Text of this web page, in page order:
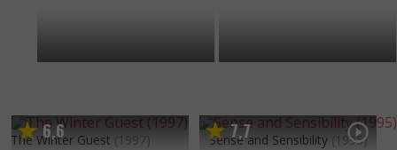
6,6
The Winter Guest (1997) 7,7
Sense and Sensibility (1995)